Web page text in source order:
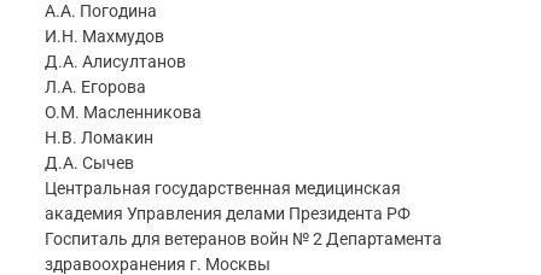
А.А. Погодина
И.Н. Махмудов
Д.А. Алисултанов
Л.А. Егорова
О.М. Масленникова
Н.В. Ломакин
Д.А. Сычев
Центральная государственная медицинская
академия Управления делами Президента РФ
Госпиталь для ветеранов войн № 2 Департамента
здравоохранения г. Москвы